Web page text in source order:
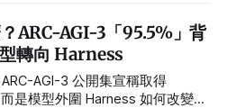
ARC-AGI-3「95.5%」背
轉向 Harness
AGI-3 公開集宣稱取得
是模型外圍 Harness 如何改變長